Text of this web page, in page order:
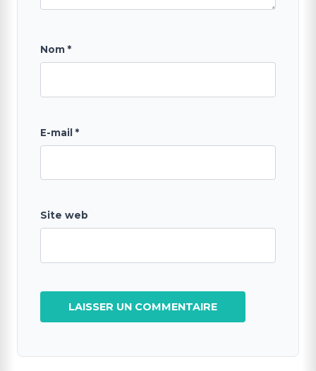
Nom *
E-mail *
Site web